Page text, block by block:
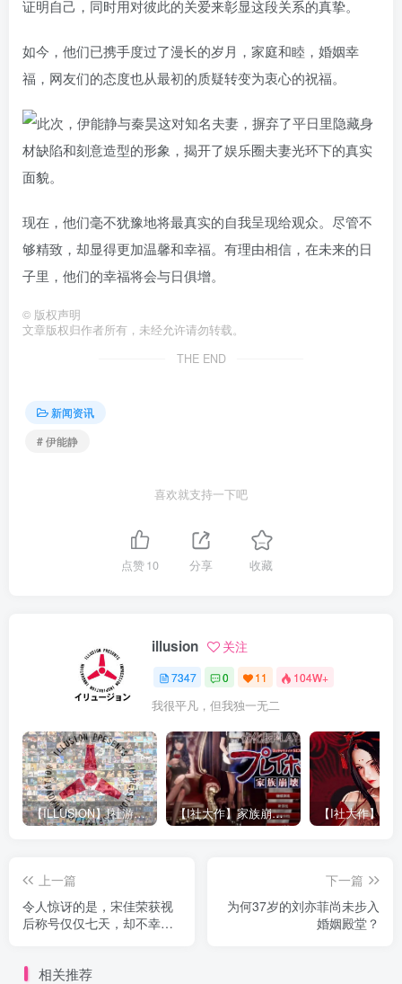
证明自己，同时用对彼此的关爱来彰显这段关系的真挚。
如今，他们已携手度过了漫长的岁月，家庭和睦，婚姻幸
福，网友们的态度也从最初的质疑转变为衷心的祝福。
现在，他们毫不犹豫地将最真实的自我呈现给观众。尽管不
够精致，却显得更加温馨和幸福。有理由相信，在未来的日
子里，他们的幸福将会与日俱增。
© 版权声明
文章版权归作者所有，未经允许请勿转载。
THE END
新闻资讯
# 伊能静
喜欢就支持一下吧
点赞10 分享 收藏
illusion 关注
7347 0 11 104W+
我很平凡，但我独一无二
【ILLUSION】I社游戏合集截至2025 无修正汉化硬盘纯净版手慢无[微云/OD] 【I社大作】家族崩坏Playhome 终极12.0收藏版新整合【85G/补档福利】【年费会员专享，手慢无】
上一篇
令人惊讶的是，宋佳荣获视
后称号仅仅七天，却不幸卷
下一篇
为何37岁的刘亦菲尚未步入
婚姻殿堂？
相关推荐